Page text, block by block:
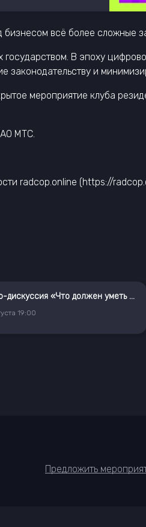
всё более сложные
В эпоху
и
мероприятие клуба
МТС.
radcop.online (https://
Техно-дискуссия «Что должен уметь ИБ-инженер»
19:00
Предложить